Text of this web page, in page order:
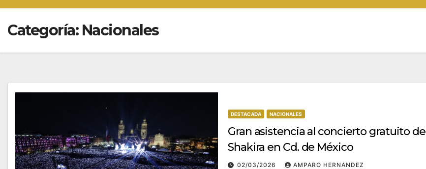
Categoría: Nacionales
DESTACADA NACIONALES
Gran asistencia al concierto gratuito de
Shakira en Cd. de México
02/03/2026 AMPARO HERNANDEZ